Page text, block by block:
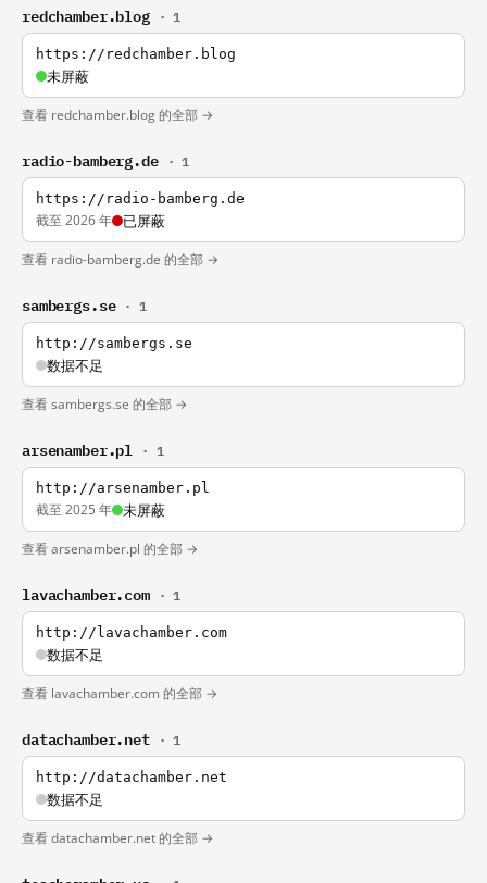
redchamber.blog · 1
https://redchamber.blog
未屏蔽
查看 redchamber.blog 的全部 →
radio-bamberg.de · 1
https://radio-bamberg.de
截至 2026 年 已屏蔽
查看 radio-bamberg.de 的全部 →
sambergs.se · 1
http://sambergs.se
数据不足
查看 sambergs.se 的全部 →
arsenamber.pl · 1
http://arsenamber.pl
截至 2025 年 未屏蔽
查看 arsenamber.pl 的全部 →
lavachamber.com · 1
http://lavachamber.com
数据不足
查看 lavachamber.com 的全部 →
datachamber.net · 1
http://datachamber.net
数据不足
查看 datachamber.net 的全部 →